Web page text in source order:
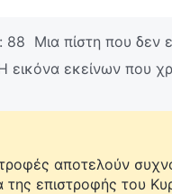
88 Μια πίστη που δεν
εικόνα εκείνων που
αποτελούν
της επιστροφής του